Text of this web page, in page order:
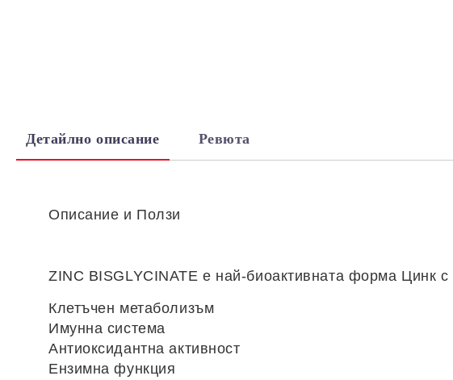
Детайлно описание Ревюта
Описание и Ползи
ZINC BISGLYCINATE е най-биоактивната форма Цинк
Клетъчен метаболизъм
Имунна система
Антиоксидантна активност
Ензимна функция